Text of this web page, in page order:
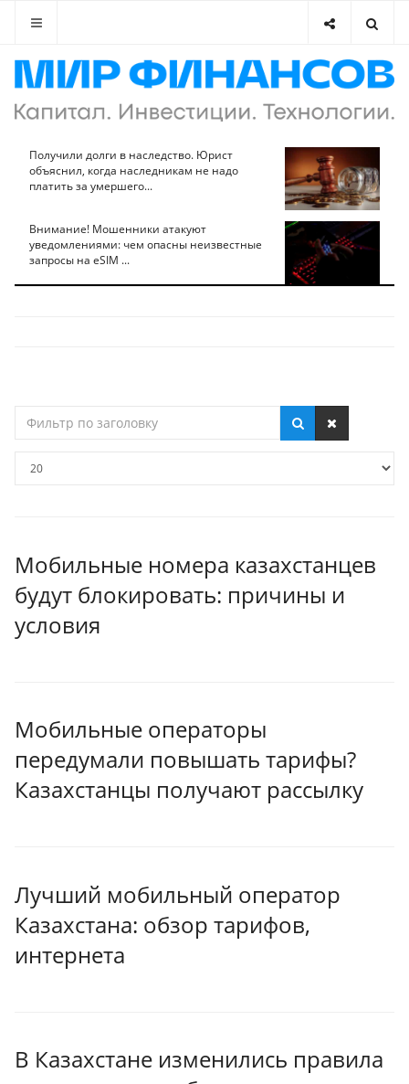
Получили долги в наследство. Юрист
объяснил, когда наследникам не надо
платить за умершего...
Внимание! Мошенники атакуют
уведомлениями: чем опасны неизвестные
запросы на eSIM ...
по
Мобильные номера казахстанцев
будут блокировать: причины и
условия
Мобильные операторы
передумали повышать тарифы?
Казахстанцы получают рассылку
Лучший мобильный оператор
Казахстана: обзор тарифов,
интернета
В Казахстане изменились правила